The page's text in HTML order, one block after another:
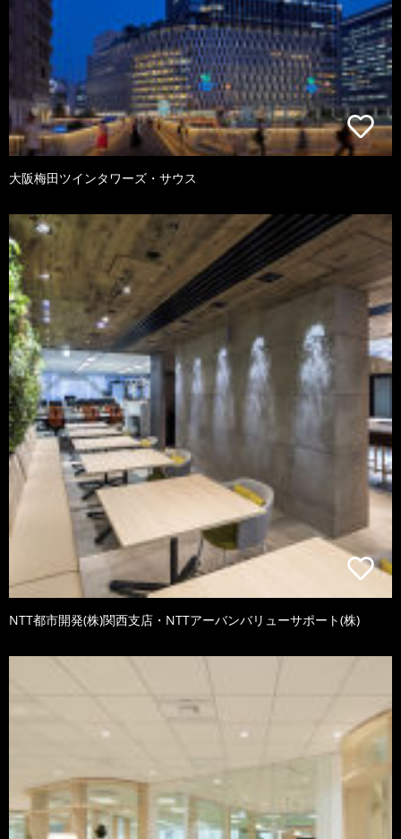
大阪梅田ツインタワーズ・サウス
NTT都市開発(株)関西支店・NTTアーバンバリューサポート(株)